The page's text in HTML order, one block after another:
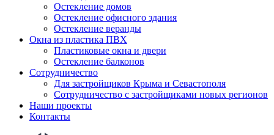
Остекление домов
Остекление офисного здания
Остекление веранды
Окна из пластика ПВХ
Пластиковые окна и двери
Остекление балконов
Сотрудничество
Для застройщиков Крыма и Севастополя
Сотрудничество с застройщиками новых регионов
Наши проекты
Контакты